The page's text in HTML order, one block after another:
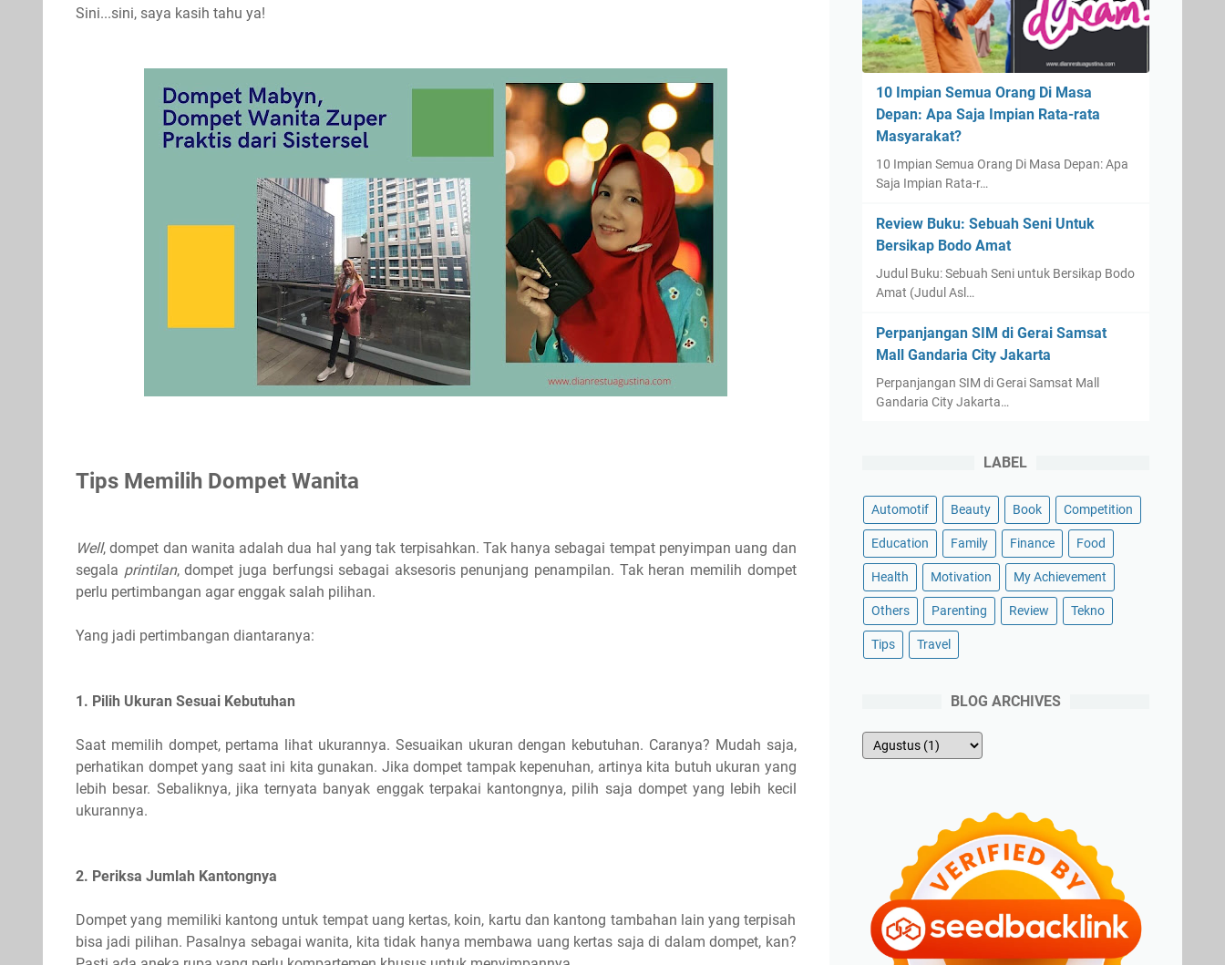
Sini...sini, saya kasih tahu ya!
Tips Memilih Dompet Wanita
Well, dompet dan wanita adalah dua hal yang tak terpisahkan. Tak hanya sebagai tempat penyimpan uang dan
segala printilan, dompet juga berfungsi sebagai aksesoris penunjang penampilan. Tak heran memilih dompet
perlu pertimbangan agar enggak salah pilihan.
Yang jadi pertimbangan diantaranya:
1. Pilih Ukuran Sesuai Kebutuhan
Saat memilih dompet, pertama lihat ukurannya. Sesuaikan ukuran dengan kebutuhan. Caranya? Mudah saja,
perhatikan dompet yang saat ini kita gunakan. Jika dompet tampak kepenuhan, artinya kita butuh ukuran yang
lebih besar. Sebaliknya, jika ternyata banyak enggak terpakai kantongnya, pilih saja dompet yang lebih kecil
ukurannya.
2. Periksa Jumlah Kantongnya
Dompet yang memiliki kantong untuk tempat uang kertas, koin, kartu dan kantong tambahan lain yang terpisah
bisa jadi pilihan. Pasalnya sebagai wanita, kita tidak hanya membawa uang kertas saja di dalam dompet, kan?
10 Impian Semua Orang Di Masa
Depan: Apa Saja Impian Rata-rata
Masyarakat?
10 Impian Semua Orang Di Masa Depan: Apa
Saja Impian Rata-r…
Review Buku: Sebuah Seni Untuk
Bersikap Bodo Amat
Judul Buku: Sebuah Seni untuk Bersikap Bodo
Amat (Judul Asl…
Perpanjangan SIM di Gerai Samsat
Mall Gandaria City Jakarta
Perpanjangan SIM di Gerai Samsat Mall
Gandaria City Jakarta…
LABEL
Automotif Beauty Book Competition
Education Family Finance Food
Health Motivation My Achievement
Others Parenting Review Tekno
Tips Travel
BLOG ARCHIVES